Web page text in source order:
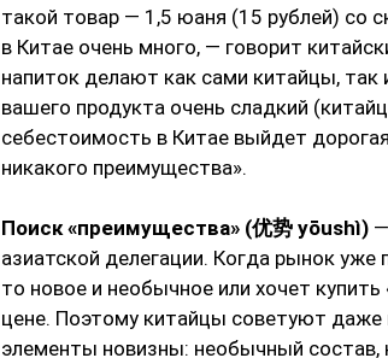
такой товар — 1,5 юаня (15 рублей) со
в Китае очень много, — говорит
напиток делают как сами китайцы, так
вашего продукта очень сладкий
себестоимость в Китае выйдет
никакого преимущества».
Поиск «преимущества» (优势 yōushì)
азиатской делегации. Когда рынок
то новое и необычное или хочет
цене. Поэтому китайцы советуют
элементы новизны: необычный состав,